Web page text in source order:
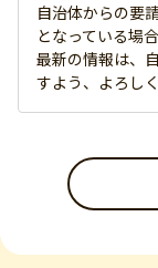
自治体からの要
となっている場
最新の情報は、
すよう、よろし